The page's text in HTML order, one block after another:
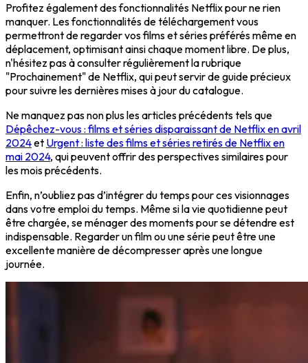
Profitez également des fonctionnalités Netflix pour ne rien
manquer. Les fonctionnalités de téléchargement vous
permettront de regarder vos films et séries préférés même en
déplacement, optimisant ainsi chaque moment libre. De plus,
n'hésitez pas à consulter régulièrement la rubrique
"Prochainement" de Netflix, qui peut servir de guide précieux
pour suivre les dernières mises à jour du catalogue.
Ne manquez pas non plus les articles précédents tels que
Dépêchez-vous : films et séries disparaissant de Netflix en avril
2024et Urgent : liste des films et séries retirés de Netflix en
mai 2024, qui peuvent offrir des perspectives similaires pour
les mois précédents.
Enfin, n’oubliez pas d’intégrer du temps pour ces visionnages
dans votre emploi du temps. Même si la vie quotidienne peut
être chargée, se ménager des moments pour se détendre est
indispensable. Regarder un film ou une série peut être une
excellente manière de décompresser après une longue
journée.